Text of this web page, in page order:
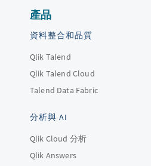
產品
資料整合和品質
Qlik Talend
Qlik Talend Cloud
Talend Data Fabric
分析與 AI
Qlik Cloud 分析
Qlik Answers